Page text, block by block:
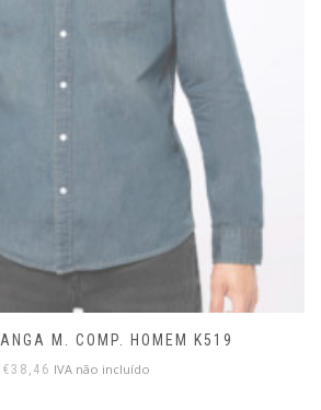
M. COMP. HOMEM K519
€38,46 IVA não incluído